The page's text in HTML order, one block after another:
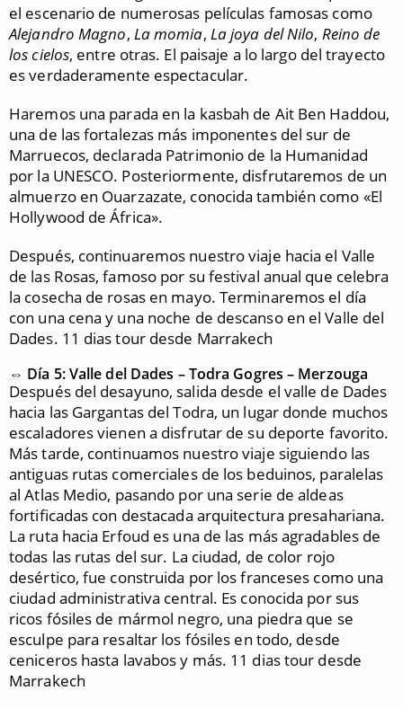
el escenario de numerosas películas famosas como
Alejandro Magno, La momia, La joya del Nilo, Reino de
los cielos, entre otras. El paisaje a lo largo del trayecto
es verdaderamente espectacular.
Haremos una parada en la kasbah de Ait Ben Haddou,
una de las fortalezas más imponentes del sur de
Marruecos, declarada Patrimonio de la Humanidad
por la UNESCO. Posteriormente, disfrutaremos de un
almuerzo en Ouarzazate, conocida también como «El
Hollywood de África».
Después, continuaremos nuestro viaje hacia el Valle
de las Rosas, famoso por su festival anual que celebra
la cosecha de rosas en mayo. Terminaremos el día
con una cena y una noche de descanso en el Valle del
Dades. 11 dias tour desde Marrakech
⇔ Día 5: Valle del Dades – Todra Gogres – Merzouga
Después del desayuno, salida desde el valle de Dades
hacia las Gargantas del Todra, un lugar donde muchos
escaladores vienen a disfrutar de su deporte favorito.
Más tarde, continuamos nuestro viaje siguiendo las
antiguas rutas comerciales de los beduinos, paralelas
al Atlas Medio, pasando por una serie de aldeas
fortificadas con destacada arquitectura presahariana.
La ruta hacia Erfoud es una de las más agradables de
todas las rutas del sur. La ciudad, de color rojo
desértico, fue construida por los franceses como una
ciudad administrativa central. Es conocida por sus
ricos fósiles de mármol negro, una piedra que se
esculpe para resaltar los fósiles en todo, desde
ceniceros hasta lavabos y más. 11 dias tour desde
Marrakech